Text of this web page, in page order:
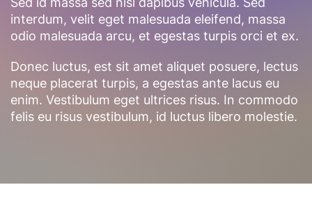
interdum, velit eget malesuada eleifend, massa
odio malesuada arcu, et egestas turpis orci et ex.
Donec luctus, est sit amet aliquet posuere, lectus
neque placerat turpis, a egestas ante lacus eu
enim. Vestibulum eget ultrices risus. In commodo
felis eu risus vestibulum, id luctus libero molestie.